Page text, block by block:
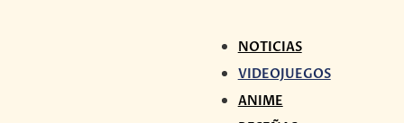
NOTICIAS
VIDEOJUEGOS
ANIME